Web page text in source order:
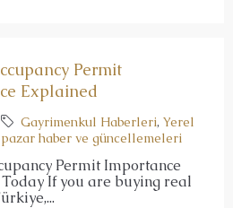
Permit
Explained
Gayrimenkul Haberleri, Yerel
pazar haber ve güncellemeleri
Permit Importance
If you are buying real